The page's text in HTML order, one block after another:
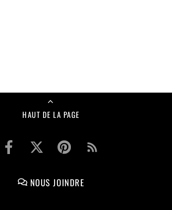
HAUT DE LA PAGE
NOUS JOINDRE